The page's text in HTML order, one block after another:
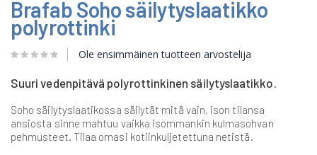
to
the
beginning
of
the
gallery
Brafab Soho säilytyslaatikko
polyrottinki
Ole ensimmäinen tuotteen arvostelija
Suuri vedenpitävä polyrottinkinen säilytyslaatikko.
Soho säilytyslaatikossa säilytät mitä vain, ison tilansa
ansiosta sinne mahtuu vaikka isommankin kulmasohvan
pehmusteet. Tilaa omasi kotiinkuljetettuna netistä.